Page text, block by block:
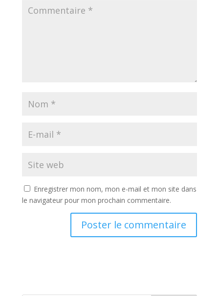
Enregistrer mon nom, mon e-mail et mon site dans
le navigateur pour mon prochain commentaire.